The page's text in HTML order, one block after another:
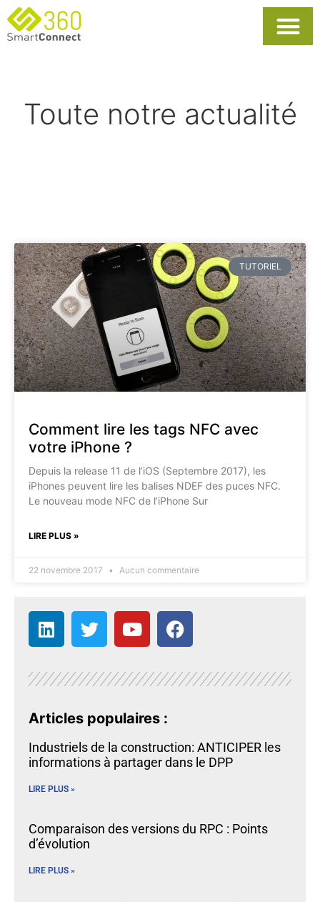
Toute notre actualité
TUTORIEL
Comment lire les tags NFC avec
votre iPhone ?
Depuis la release 11 de l’iOS (Septembre 2017), les
iPhones peuvent lire les balises NDEF des puces NFC.
Le nouveau mode NFC de l’iPhone Sur
LIRE PLUS »
22 novembre 2017 Aucun commentaire
Articles populaires :
Industriels de la construction: ANTICIPER les
informations à partager dans le DPP
LIRE PLUS »
Comparaison des versions du RPC : Points
d’évolution
LIRE PLUS »